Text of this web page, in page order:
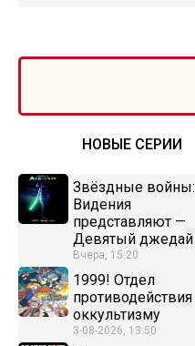
НОВЫЕ СЕРИИ
Звёздные войны:
Видения
представляют —
Девятый джедай
Вчера, 15:20
1999! Отдел
противодействия
оккультизму
3-08-2026, 13:50